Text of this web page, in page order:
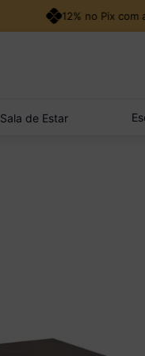
12% no Pix com
Sala de Estar